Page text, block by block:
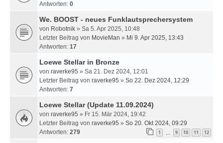
Antworten: 0
We. BOOST - neues Funklautsprechersystem
von Robotnik » Sa 5. Apr 2025, 10:48
Letzter Beitrag von MovieMan » Mi 9. Apr 2025, 13:43
Antworten: 17
Loewe Stellar in Bronze
von raverke95 » Sa 21. Dez 2024, 12:01
Letzter Beitrag von raverke95 » So 22. Dez 2024, 12:29
Antworten: 7
Loewe Stellar (Update 11.09.2024)
von raverke95 » Fr 15. Mär 2024, 19:42
Letzter Beitrag von raverke95 » So 20. Okt 2024, 09:29
Antworten: 279 1 9 10 11 12